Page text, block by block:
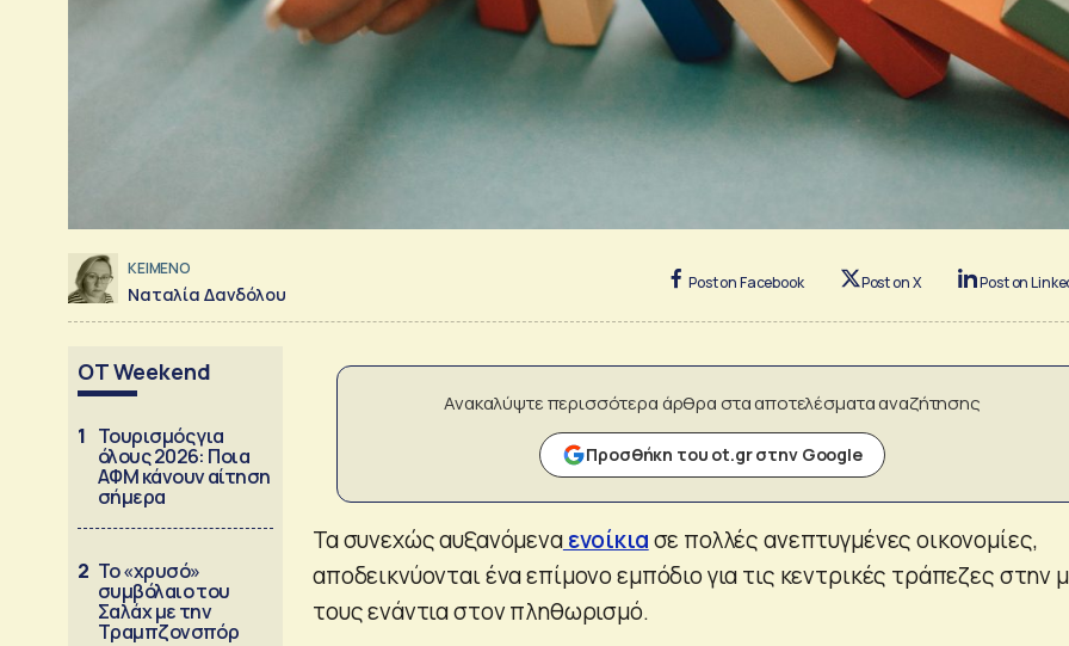
ΚΕΙΜΕΝΟ
Ναταλία Δανδόλου
Post on Facebook Post on X Post on
OT Weekend
1 Τουρισμός για
όλους 2026: Ποια
ΑΦΜ κάνουν αίτηση
σήμερα
2 Το «χρυσό»
συμβόλαιο του
Σαλάχ με την
Τραμπζονσπόρ
Ανακαλύψτε περισσότερα άρθρα στα αποτελέσματα αναζήτησης
Προσθήκη του ot.gr στην Google
Τα συνεχώς αυξανόμεναενοίκιασε πολλές ανεπτυγμένες οικονομίες,
αποδεικνύονται ένα επίμονο εμπόδιο για τις κεντρικές τράπεζες στην
τους ενάντια στον πληθωρισμό.